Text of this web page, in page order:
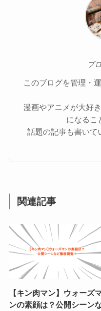
ブ
このブログを管理・
漫画やアニメが大好
になるこ
話題の記事も書いて
関連記事
【キン肉マン】ウォーズ
ンの素顔は？公開シーン